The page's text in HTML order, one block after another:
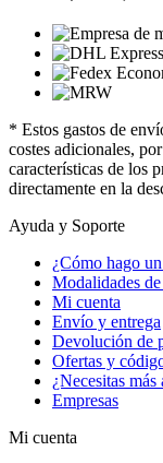
* Estos gastos de
costes adicionales,
características de los
directamente en la
Ayuda y Soporte
¿Cómo hago
Modalidades
Mi cuenta
Envío y entrega
Devolución de
Ofertas y
¿Necesitas más
Empresas
Mi cuenta